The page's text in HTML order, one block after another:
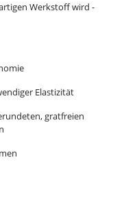
Werkstoff wird -
Elastizität
gratfreien